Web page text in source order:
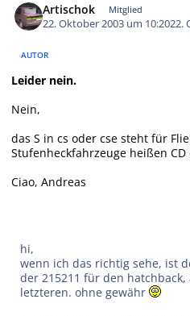
Artischok Mitglied
22. Oktober 2003 um 10:2022.
AUTOR
Leider nein.
Nein,
das S in cs oder cse steht für
Stufenheckfahrzeuge heißen CD
Ciao, Andreas
hi,
wenn ich das richtig sehe, ist
der 215211 für den
letzteren. ohne gewähr